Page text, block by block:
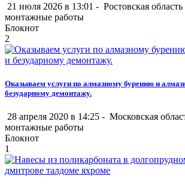
21 июля 2026 в 13:01 - Ростовская область
монтажные работы
Блокнот
2
Оказываем услуги по алмазному бурению и
безударному демонтажу.
28 апреля 2020 в 14:25 - Московская
монтажные работы
Блокнот
1